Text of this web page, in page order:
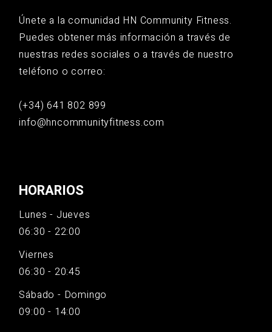
Únete a la comunidad HN Community Fitness.
Puedes obtener más información a través de
nuestras redes sociales o a través de nuestro
teléfono o correo:
(+34) 641 802 899
info@hncommunityfitness.com
HORARIOS
Lunes - Jueves
06:30 - 22:00
Viernes
06:30 - 20:45
Sábado - Domingo
09:00 - 14:00